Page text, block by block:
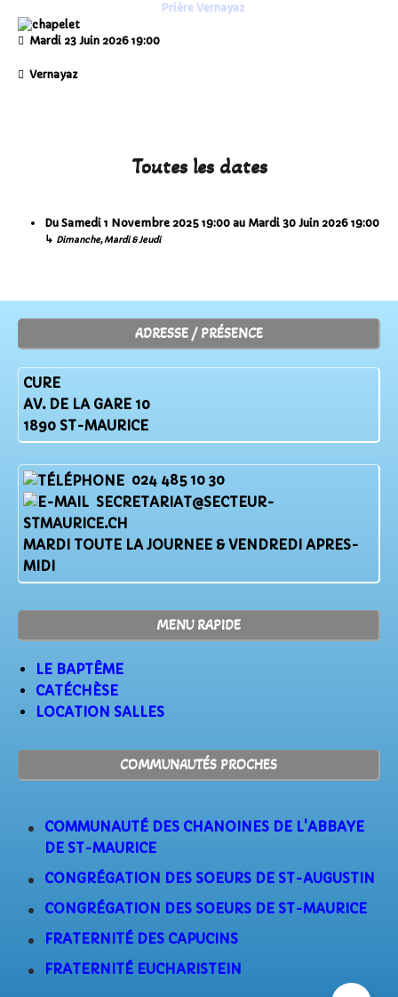
Prière Vernayaz
Mardi 23 Juin 2026 19:00
Vernayaz
Toutes les dates
Du Samedi 1 Novembre 2025 19:00 au Mardi 30 Juin 2026 19:00
↳ Dimanche, Mardi & Jeudi
ADRESSE / PRÉSENCE
CURE
AV. DE LA GARE 10
1890 ST-MAURICE
024 485 10 30
SECRETARIAT@SECTEUR-
STMAURICE.CH
MARDI TOUTE LA JOURNEE & VENDREDI APRES-
MIDI
MENU RAPIDE
LE BAPTÊME
CATÉCHÈSE
LOCATION SALLES
COMMUNAUTÉS PROCHES
COMMUNAUTÉ DES CHANOINES DE L'ABBAYE
DE ST-MAURICE
CONGRÉGATION DES SOEURS DE ST-AUGUSTIN
CONGRÉGATION DES SOEURS DE ST-MAURICE
FRATERNITÉ DES CAPUCINS
FRATERNITÉ EUCHARISTEIN